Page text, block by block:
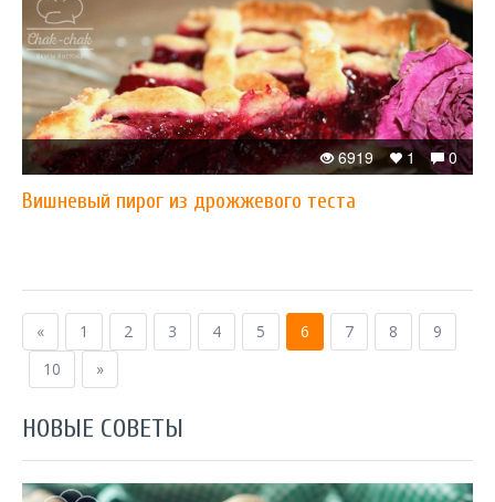
0
1
6919
Вишневый пирог из дрожжевого теста
« 1 2 3 4 5 6 7 8
9
10
»
НОВЫЕ СОВЕТЫ